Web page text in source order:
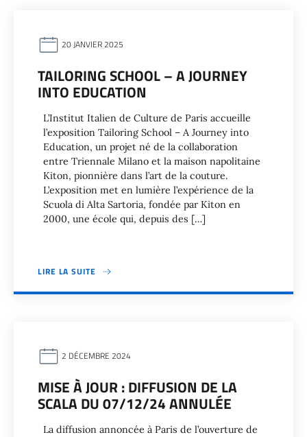
20 JANVIER 2025
TAILORING SCHOOL – A JOURNEY
INTO EDUCATION
L’Institut Italien de Culture de Paris accueille
l’exposition Tailoring School – A Journey into
Education, un projet né de la collaboration
entre Triennale Milano et la maison napolitaine
Kiton, pionnière dans l’art de la couture.
L’exposition met en lumière l’expérience de la
Scuola di Alta Sartoria, fondée par Kiton en
2000, une école qui, depuis des […]
LIRE LA SUITE
2 DÉCEMBRE 2024
MISE À JOUR : DIFFUSION DE LA
SCALA DU 07/12/24 ANNULÉE
La diffusion annoncée à Paris de l’ouverture de